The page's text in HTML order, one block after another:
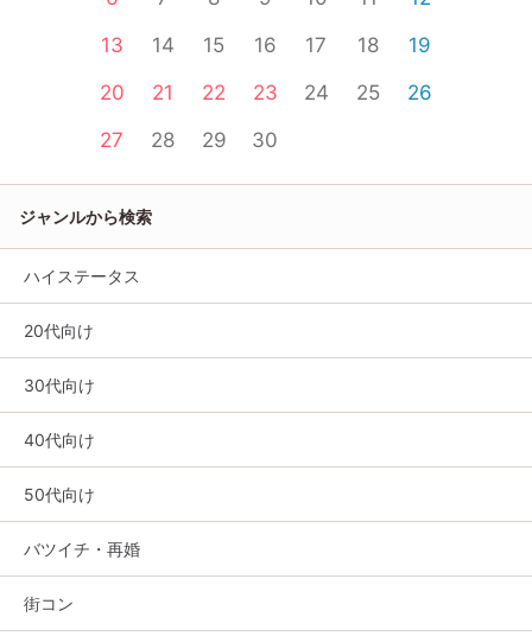
13
14 15 16 17 18
19
20
21 22 23 24 25
26
27
28 29 30
ジャンルから検索
ハイステータス
20代向け
30代向け
40代向け
50代向け
バツイチ・再婚
街コン